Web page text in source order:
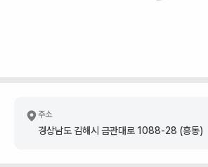
주소
경상남도 김해시 금관대로 1088-28 (흥동)